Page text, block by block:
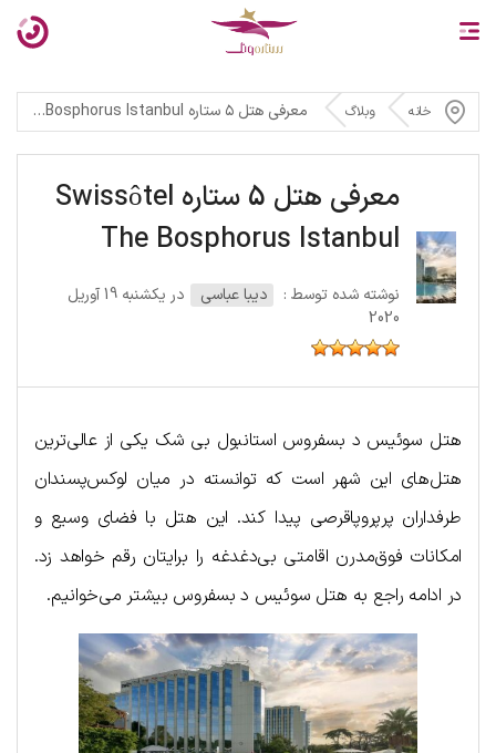
خانه وبلاگ معرفی هتل ۵ ستاره Swissôtel The Bosphorus Istanbul
معرفی هتل 5 ستاره Swissôtel
The Bosphorus Istanbul
نوشته شده توسط : دیبا عباسی
در یکشنبه 19 آوریل
2020
هتل سوئیس د بسفروس استانبول بی شک یکی از عالی‌ترین
هتل‌های این شهر است که توانسته در میان لوکس‌پسندان
طرفداران پرپروپاقرصی پیدا کند. این هتل با فضای وسیع و
امکانات فوق‌مدرن اقامتی بی‌دغدغه را برایتان رقم خواهد زد.
در ادامه راجع به هتل سوئیس د بسفروس بیشتر می‌خوانیم.